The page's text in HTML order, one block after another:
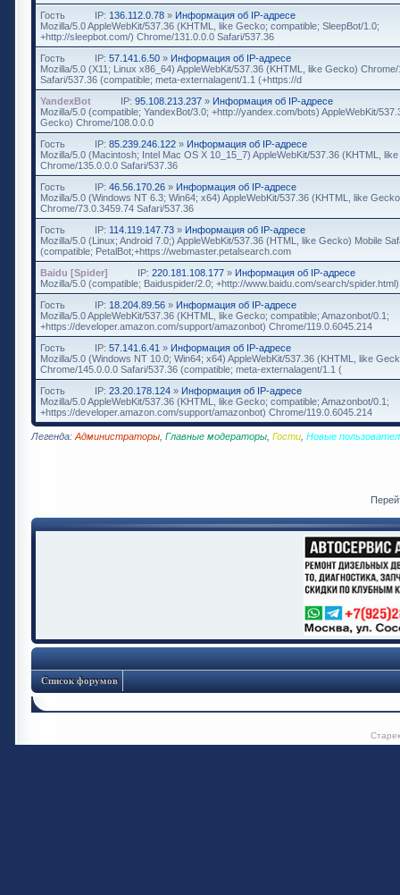
Гость
IP: 136.112.0.78 » Информация об IP-адресе
Mozilla/5.0 AppleWebKit/537.36 (KHTML, like Gecko; compatible; SleepBot/1.0;
+http://sleepbot.com/) Chrome/131.0.0.0 Safari/537.36
Гость
IP: 57.141.6.50 » Информация об IP-адресе
Mozilla/5.0 (X11; Linux x86_64) AppleWebKit/537.36 (KHTML, like Gecko)
Safari/537.36 (compatible; meta-externalagent/1.1 (+https://d
YandexBot
IP: 95.108.213.237 » Информация об IP-адресе
Mozilla/5.0 (compatible; YandexBot/3.0; +http://yandex.com/bots) AppleWebKit/
Gecko) Chrome/108.0.0.0
Гость
IP: 85.239.246.122 » Информация об IP-адресе
Mozilla/5.0 (Macintosh; Intel Mac OS X 10_15_7) AppleWebKit/537.36 (KHTML,
Chrome/135.0.0.0 Safari/537.36
Гость
IP: 46.56.170.26 » Информация об IP-адресе
Mozilla/5.0 (Windows NT 6.3; Win64; x64) AppleWebKit/537.36 (KHTML, like
Chrome/73.0.3459.74 Safari/537.36
Гость
IP: 114.119.147.73 » Информация об IP-адресе
Mozilla/5.0 (Linux; Android 7.0;) AppleWebKit/537.36 (HTML, like Gecko) Mobile
(compatible; PetalBot;+https://webmaster.petalsearch.com
Baidu [Spider]
IP: 220.181.108.177 » Информация об IP-адресе
Mozilla/5.0 (compatible; Baiduspider/2.0; +http://www.baidu.com/search/spider.html)
Гость
IP: 18.204.89.56 » Информация об IP-адресе
Mozilla/5.0 AppleWebKit/537.36 (KHTML, like Gecko; compatible; Amazonbot/0.1;
+https://developer.amazon.com/support/amazonbot) Chrome/119.0.6045.214
Гость
IP: 57.141.6.41 » Информация об IP-адресе
Mozilla/5.0 (Windows NT 10.0; Win64; x64) AppleWebKit/537.36 (KHTML, like
Chrome/145.0.0.0 Safari/537.36 (compatible; meta-externalagent/1.1 (
Гость
IP: 23.20.178.124 » Информация об IP-адресе
Mozilla/5.0 AppleWebKit/537.36 (KHTML, like Gecko; compatible; Amazonbot/0.1;
+https://developer.amazon.com/support/amazonbot) Chrome/119.0.6045.214
Легенда: Администраторы Главные модераторы Гости Новые
Список форумов